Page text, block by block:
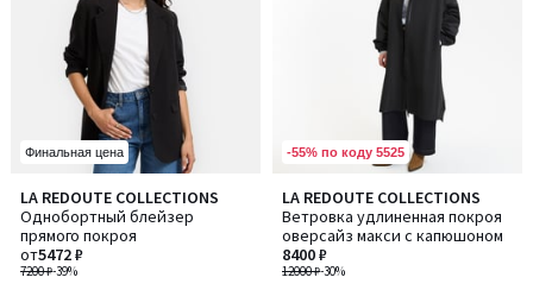
Финальная цена
LA REDOUTE COLLECTIONS
Однобортный блейзер
прямого покроя
7200 ₽-39%
от5472 ₽
4,2
/ 5
Количество
цветов:
2
-55% по коду 5525
LA REDOUTE COLLECTIONS
Ветровка удлиненная покроя
оверсайз макси с капюшоном
12000 ₽-30%
8400 ₽
4,7
/ 5